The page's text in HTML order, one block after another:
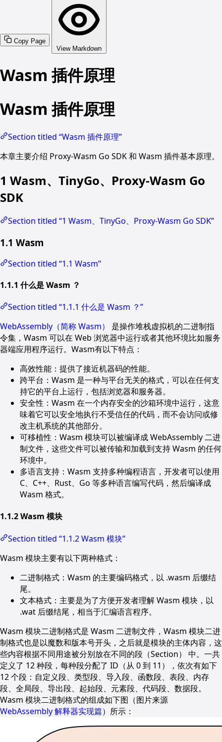
Copy Page
View Markdown
Wasm 插件原理
Wasm 插件原理
Section titled “Wasm 插件原理”
本章主要介绍 Proxy-Wasm Go SDK 和 Wasm 插件基本原理。
1 Wasm、TinyGo、Proxy-Wasm Go
SDK
Section titled “1 Wasm、TinyGo、Proxy-Wasm Go SDK”
1.1 Wasm
Section titled “1.1 Wasm”
1.1.1 什么是 Wasm ？
Section titled “1.1.1 什么是 Wasm ？”
WebAssembly（简称 Wasm）
是操作堆栈虚拟机的二进制指
令集，Wasm 可以在 Web 浏览器中运行或者其他环境比如服务
器端应用程序运行。Wasm有以下特点：
高效性能：提供了接近机器码的性能。
跨平台：Wasm 是一种与平台无关的格式，可以在任何支
持它的平台上运行，包括浏览器和服务器。
安全性：Wasm 在一个内存安全的沙箱环境中运行，这意
味着它可以安全地执行不受信任的代码，而不会访问或修
改主机系统的其他部分。
可移植性：Wasm 模块可以被编译成 WebAssembly 二进
制文件，这些文件可以被传输和加载到支持 Wasm 的任何
环境中。
多语言支持：Wasm 支持多种编程语言，开发者可以使用
C、C++、Rust、Go 等多种语言编写代码，然后编译成
Wasm 格式。
1.1.2 Wasm 模块
Section titled “1.1.2 Wasm 模块”
Wasm 模块主要有以下两种格式：
二进制格式：Wasm 的主要编码格式，以 .wasm 后缀结
尾。
文本格式：主要是为了方便开发者理解 Wasm 模块，以
.wat 后缀结尾，相当于汇编语言程序。
Wasm 模块二进制格式是 Wasm 二进制文件，Wasm 模块二进
制格式也是以魔数和版本号开头，之后就是模块的主体内容，这
些内容根据不同用途被分别放在不同的段（Section） 中。一共
定义了 12 种段，每种段分配了 ID（从 0 到 11），依次有如下
12 个段：自定义段、类型段、导入段、函数段、表段、内存
段、全局段、导出段、起始段、元素段、代码段、数据段。
Wasm 模块二进制格式的组成如下图（图片来源
WebAssembly 解释器实现篇）所示：